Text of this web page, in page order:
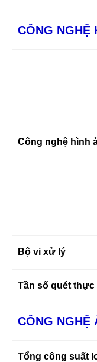
CÔNG NGHỆ
Công nghệ hình
Bộ vi xử lý
Tần số quét thực
CÔNG NGHỆ
Tổng công suất